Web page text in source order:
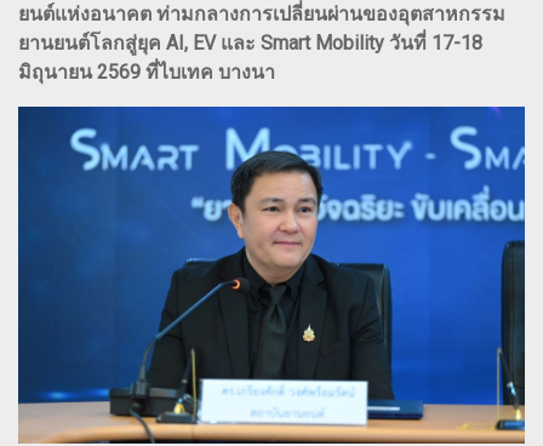
ยนต์แห่งอนาคต ท่ามกลางการเปลี่ยนผ่านของอุตสาหกรรม
ยานยนต์โลกสู่ยุค AI, EV และ Smart Mobility วันที่ 17-18
มิถุนายน 2569 ที่ไบเทค บางนา